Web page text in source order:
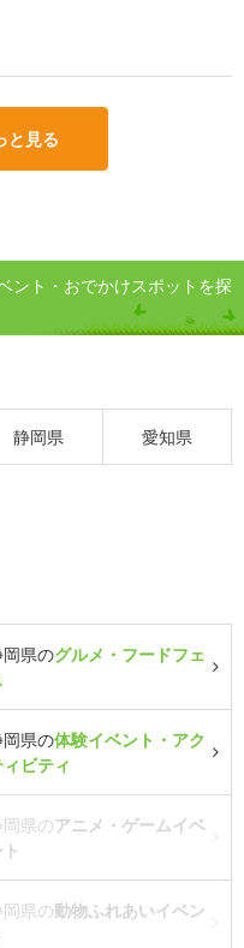
と見る
ント・おでかけスポットを探
静岡県 愛知県
県のグルメ・フードフェ
県の体験イベント・アク
ィビティ
岡県のアニメ・ゲームイベ
岡県の動物ふれあいイベン